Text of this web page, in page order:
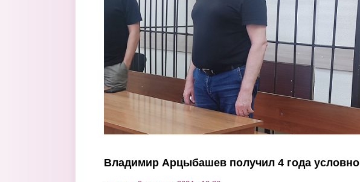
Владимир Арцыбашев получил 4 года условно